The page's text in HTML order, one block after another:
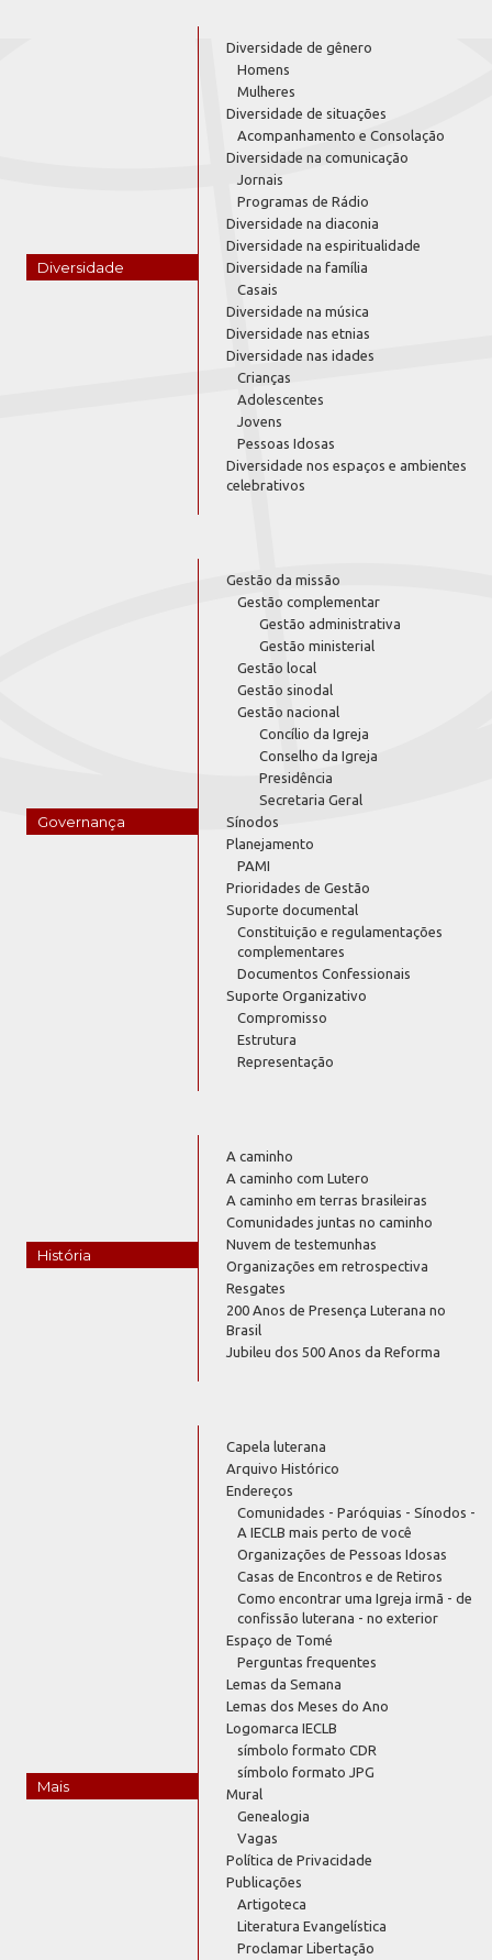
Diversidade
Diversidade de gênero
Homens
Mulheres
Diversidade de situações
Acompanhamento e Consolação
Diversidade na comunicação
Jornais
Programas de Rádio
Diversidade na diaconia
Diversidade na espiritualidade
Diversidade na família
Casais
Diversidade na música
Diversidade nas etnias
Diversidade nas idades
Crianças
Adolescentes
Jovens
Pessoas Idosas
Diversidade nos espaços e ambientes
celebrativos
Governança
Gestão da missão
Gestão complementar
Gestão administrativa
Gestão ministerial
Gestão local
Gestão sinodal
Gestão nacional
Concílio da Igreja
Conselho da Igreja
Presidência
Secretaria Geral
Sínodos
Planejamento
PAMI
Prioridades de Gestão
Suporte documental
Constituição e regulamentações
complementares
Documentos Confessionais
Suporte Organizativo
Compromisso
Estrutura
Representação
História
A caminho
A caminho com Lutero
A caminho em terras brasileiras
Comunidades juntas no caminho
Nuvem de testemunhas
Organizações em retrospectiva
Resgates
200 Anos de Presença Luterana no
Brasil
Jubileu dos 500 Anos da Reforma
Mais
Capela luterana
Arquivo Histórico
Endereços
Comunidades - Paróquias - Sínodos -
A IECLB mais perto de você
Organizações de Pessoas Idosas
Casas de Encontros e de Retiros
Como encontrar uma Igreja irmã - de
confissão luterana - no exterior
Espaço de Tomé
Perguntas frequentes
Lemas da Semana
Lemas dos Meses do Ano
Logomarca IECLB
símbolo formato CDR
símbolo formato JPG
Mural
Genealogia
Vagas
Política de Privacidade
Publicações
Artigoteca
Literatura Evangelística
Proclamar Libertação